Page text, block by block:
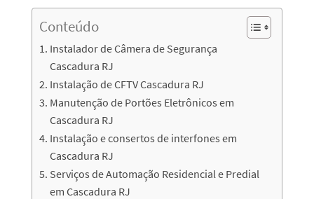
Conteúdo
Instalador de Câmera de Segurança
Cascadura RJ
Instalação de CFTV Cascadura RJ
Manutenção de Portões Eletrônicos em
Cascadura RJ
Instalação e consertos de interfones em
Cascadura RJ
Serviços de Automação Residencial e Predial
em Cascadura RJ